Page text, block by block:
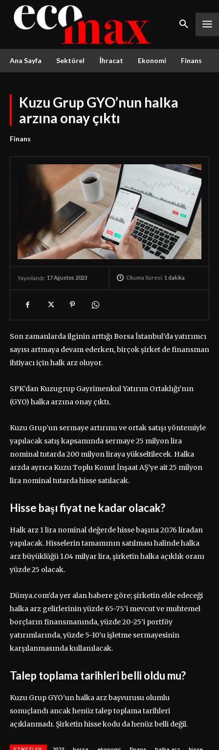
Ana Sayfa Sektörel İhracat Ekonomi Finans
Kuzu Grup GYO’nun halka
arzına onay çıktı
Finans
Yayınlandı: 17 Ağustos 2023 Okuma Süresi: 1 dakika
Son zamanlarda ilginin arttığı Borsa İstanbul’da yatırımcı
sayısı artmaya devam ederken, birçok şirket de finansman
ihtiyacı için halk arz oluyor.
SPK’dan Kuzugrup Gayrimenkul Yatırım Ortaklığı’nın
(GYO) halka arzına onay çıktı.
Kuzu Grup’un sermaye artırımı ve ortak satışı yöntemiyle
yapılacak satış kapsamında sermaye 25 milyon lira
nominal tutarda 200 milyon liraya yükseltilecek. Halka
arzda ayrıca Kuzu Toplu Konut İnşaat AŞ’ye ait 25 milyon
lira nominal tutarda hisse satılacak.
Hisse başı fiyat ne kadar olacak?
Halk arz 1 lira nominal değerde hisse başına 20.76 liradan
yapılacak. Hisselerin tamamının satılması halinde halka
arz büyüklüğü 1.04 milyar lira, şirketin halka açıklık oranı
yüzde 25 olacak.
Dünya.com’da yer alan habere göre; şirketin elde edeceği
halka arz gelirlerinin yüzde 65-75’i mevcut ve muhtemel
borçların finansmanında, yüzde 20-25’i portföy
yatırımlarında, yüzde 5-10’u işletme sermayesinin
karşılanmasında kullanılacak.
Talep toplama tarihleri belli oldu mu?
Kuzu Grup GYO’un halka arz başvurusu olumlu
sonuçlandı ancak henüz talep toplama tarihleri
açıklanmadı. Şirketin hisse kodu da henüz belli değil.